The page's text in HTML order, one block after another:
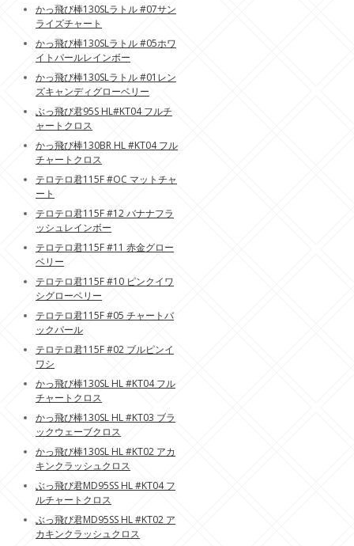
かっ飛び棒130SLラトル #07サン
ライズチャート
かっ飛び棒130SLラトル #05ホワ
イトパールレインボー
かっ飛び棒130SLラトル #01レン
ズキャンディグローベリー
ぶっ飛び君95S HL#KT04 フルチ
ャートクロス
かっ飛び棒130BR HL #KT04 フル
チャートクロス
テロテロ君115F #OC マットチャ
ート
テロテロ君115F #12 バナナフラ
ッシュレインボー
テロテロ君115F #11 赤金グロー
ベリー
テロテロ君115F #10 ピンクイワ
シグローベリー
テロテロ君115F #05 チャートバ
ックパール
テロテロ君115F #02 ブルピンイ
ワシ
かっ飛び棒130SL HL #KT04 フル
チャートクロス
かっ飛び棒130SL HL #KT03 ブラ
ックウェーブクロス
かっ飛び棒130SL HL #KT02 アカ
キンクラッシュクロス
ぶっ飛び君MD95SS HL #KT04 フ
ルチャートクロス
ぶっ飛び君MD95SS HL #KT02 ア
カキンクラッシュクロス